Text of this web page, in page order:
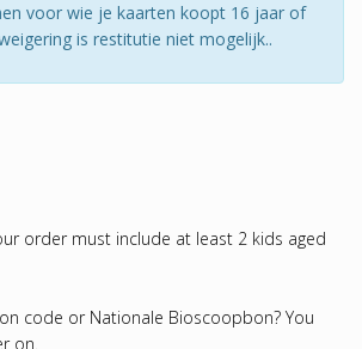
voor wie je kaarten koopt 16 jaar of
is restitutie niet mogelijk..
order must include at least 2 kids aged
code or Nationale Bioscoopbon? You
on.